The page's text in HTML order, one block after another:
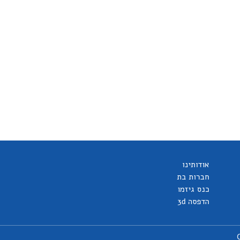
אודותינו
חברות בת
כנס גיזמו
הדפסה 3d